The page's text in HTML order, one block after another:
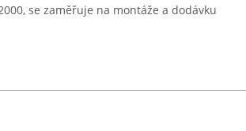
se zaměřuje na montáže a dodávku